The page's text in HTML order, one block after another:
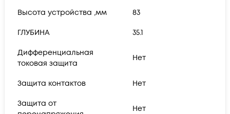
Высота устройства ,мм 83
ГЛУБИНА 35.1
Дифференциальная
токовая защита
Нет
Защита контактов Нет
Защита от
Нет